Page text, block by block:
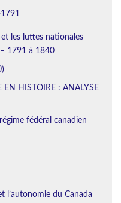
les luttes nationales
– 1791 à 1840
EN HISTOIRE : ANALYSE
fédéral canadien
l’autonomie du Canada